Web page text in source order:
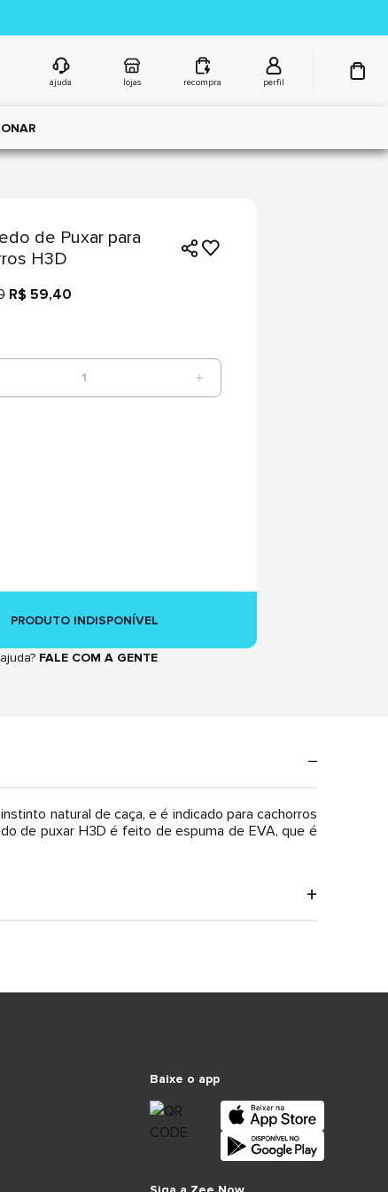
ajuda lojas recompra perfil
de Puxar para
H3D
R$ 59,40
1
PRODUTO INDISPONÍVEL
FALE COM A GENTE
natural de caça, e é indicado para cachorros
de puxar H3D é feito de espuma de EVA, que é
Baixe o app